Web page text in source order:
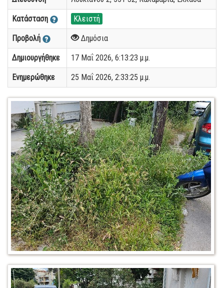
Κατάσταση Κλειστή
Προβολή Δημόσια
Δημιουργήθηκε 17 Μαΐ 2026, 6:13:23 μ.μ.
Ενημερώθηκε 25 Μαΐ 2026, 2:33:25 μ.μ.